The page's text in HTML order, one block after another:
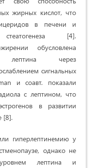
жирных кислот, что
в печени и
[4].
обусловлена
лептина через
сигнальных
и соавт. показали
с лептином, что
в развитии
[8].
гиперлептинемию у
однако не
лептина и